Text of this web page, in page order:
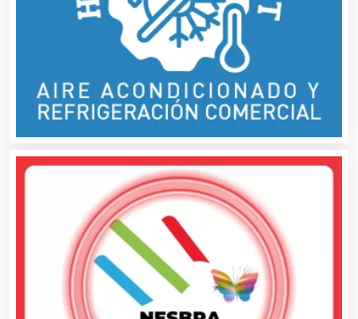
Balnearios
Banquetes
Bares y Cantinas
Basculas
Bebidas